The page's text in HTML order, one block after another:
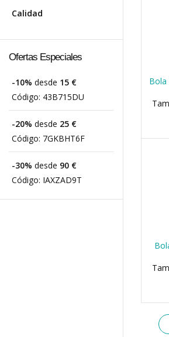
Calidad
Ofertas Especiales
-10% desde 15 €
Código: 43B715DU
-20% desde 25 €
Código: 7GKBHT6F
-30% desde 90 €
Código: IAXZAD9T
Bola